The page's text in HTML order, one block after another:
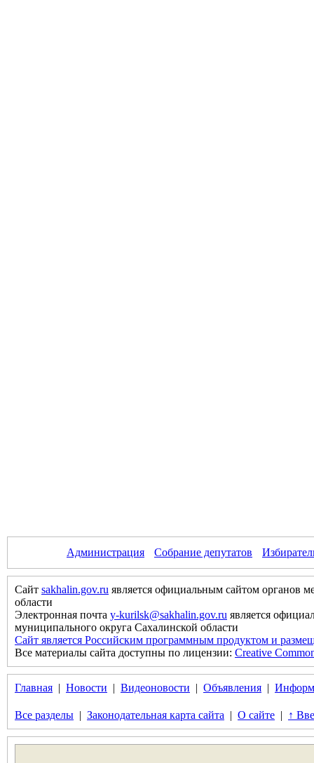
Администрация Собрание депутатов
Сайт sakhalin.gov.ru является официальным сайтом органов
области
Электронная почта y-kurilsk@sakhalin.gov.ru является
муниципального округа Сахалинской области
Сайт является Российским программным продуктом и
Все материалы сайта доступны по лицензии: Creative
Главная | Новости | Видеоновости | Объявления |
Все разделы | Законодательная карта сайта | О сайте | ↑